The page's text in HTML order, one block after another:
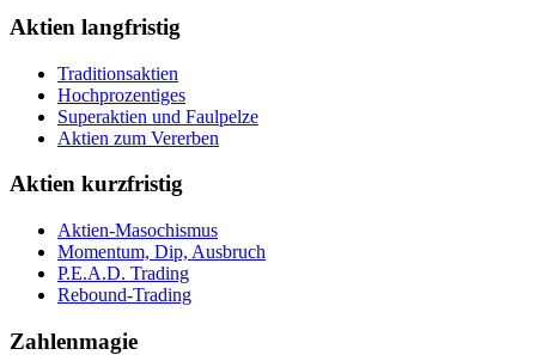
Aktien langfristig
Traditionsaktien
Hochprozentiges
Superaktien und Faulpelze
Aktien zum Vererben
Aktien kurzfristig
Aktien-Masochismus
Momentum, Dip, Ausbruch
P.E.A.D. Trading
Rebound-Trading
Zahlenmagie